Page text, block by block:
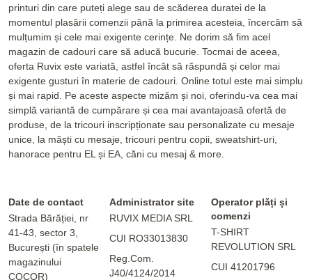
printuri din care puteți alege sau de scăderea duratei de la
momentul plasării comenzii până la primirea acesteia, încercăm să
mulțumim și cele mai exigente cerințe. Ne dorim să fim acel
magazin de cadouri care să aducă bucurie. Tocmai de aceea,
oferta Ruvix este variată, astfel încât să răspundă și celor mai
exigente gusturi în materie de cadouri. Online totul este mai simplu
și mai rapid. Pe aceste aspecte mizăm și noi, oferindu-va cea mai
simplă variantă de cumpărare și cea mai avantajoasă ofertă de
produse, de la tricouri inscripționate sau personalizate cu mesaje
unice, la măști cu mesaje, tricouri pentru copii, sweatshirt-uri,
hanorace pentru EL și EA, căni cu mesaj & more.
Date de contact
Strada Bărăției, nr
41-43, sector 3,
București (în spatele
magazinului
COCOR)
Administrator site
RUVIX MEDIA SRL
CUI RO33013830
Reg.Com.
J40/4124/2014
Operator plăți și
comenzi
T-SHIRT
REVOLUTION SRL
CUI 41201796